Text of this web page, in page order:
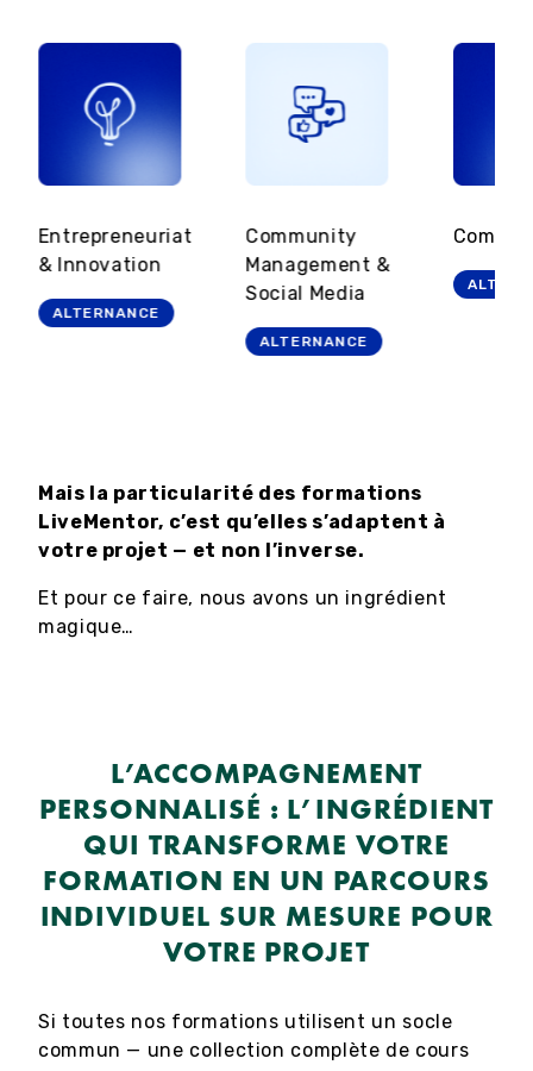
Entrepreneuriat
& Innovation
ALTERNANCE
Community
Management &
Social Media
ALTERNANCE
Mais la particularité des formations
LiveMentor, c’est qu’elles s’adaptent à
votre projet — et non l’inverse.
Et pour ce faire, nous avons un ingrédient
magique…
L’ACCOMPAGNEMENT
PERSONNALISÉ : L’INGRÉDIENT
QUI TRANSFORME VOTRE
FORMATION EN UN PARCOURS
INDIVIDUEL SUR MESURE POUR
VOTRE PROJET
Si toutes nos formations utilisent un socle
commun — une collection complète de cours